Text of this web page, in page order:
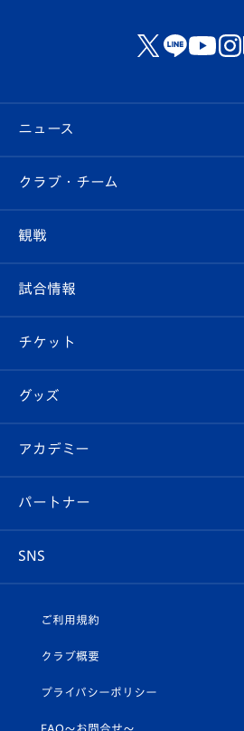
ニュース
すべて
クラブ
試合情報
チケット
イベント
メディア
ホームタウン
クラブ・チーム
クラブ概要
エンブレム紹介
スタッフプロフィール
マスコット紹介
観戦
観戦ルール
はじめての観戦ガイド
Revive Team
ヴィヴィくんの長崎おもてなしガイド
試合情報
試合日程/結果
フォトギャラリー
スタジアムグルメ
チケット
チケット
V-LOVERS（ファンクラブ）
プレイヤーズスイート
グッズ
オンラインショップ
店舗情報
アカデミー
育成からのお知らせ
U-18
スクール
パートナー
SNS
ヴィヴィくんインスタグラム
公式LINE＠
ご利用規約
クラブ概要
プライバシーポリシー